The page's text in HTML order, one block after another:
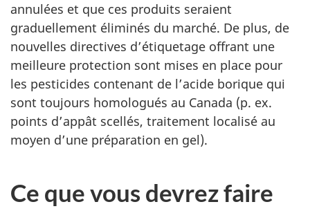
annulées et que ces produits seraient
graduellement éliminés du marché. De plus, de
nouvelles directives d’étiquetage offrant une
meilleure protection sont mises en place pour
les pesticides contenant de l’acide borique qui
sont toujours homologués au Canada (p. ex.
points d’appât scellés, traitement localisé au
moyen d’une préparation en gel).
Ce que vous devrez faire